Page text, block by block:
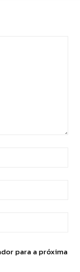
para a próxima